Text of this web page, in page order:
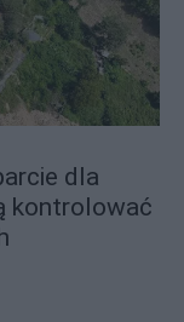
dla
kontrolować